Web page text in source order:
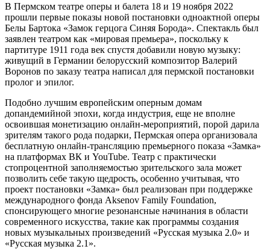
В Пермском театре оперы и балета 18 и 19 ноября 2022
прошли первые показы новой постановки одноактной оперы
Белы Бартока «Замок герцога Синяя Борода». Спектакль был
заявлен театром как «мировая премьера», поскольку к
партитуре 1911 года век спустя добавили новую музыку:
живущий в Германии белорусский композитор Валерий
Воронов по заказу театра написал для пермской постановки
пролог и эпилог.
Подобно лучшим европейским оперным домам
допандемийной эпохи, когда индустрия, еще не вполне
освоившая монетизацию онлайн-мероприятий, порой дарила
зрителям такого рода подарки, Пермская опера организовала
бесплатную онлайн-трансляцию премьерного показа «Замка»
на платформах ВК и YouTube. Театр с практически
стопроцентной заполняемостью зрительского зала может
позволить себе такую щедрость, особенно учитывая, что
проект постановки «Замка» был реализован при поддержке
международного фонда Aksenov Family Foundation,
спонсирующего многие резонансные начинания в области
современного искусства, такие как программы создания
новых музыкальных произведений «Русская музыка 2.0» и
«Русская музыка 2.1».